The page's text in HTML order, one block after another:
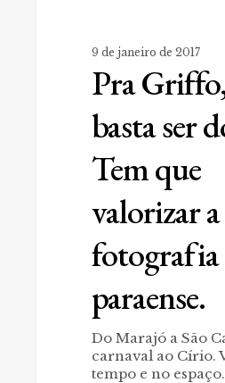
9 de janeiro de 2017
Pra
basta ser
Tem que
valorizar a
fotografia
paraense.
Do Marajó a São
carnaval ao Círio.
tempo e no